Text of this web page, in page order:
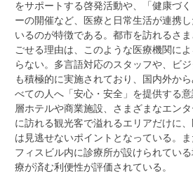
をサポートする啓発活動や、「健康づ
ーの開催など、医療と日常生活が連携
いるのが特徴である。都市を訪れるさ
ごせる理由は、このような医療機関に
らない。多言語対応のスタッフや、ビ
も積極的に実施されており、国内外か
べての人へ「安心・安全」を提供する
層ホテルや商業施設、さまざまなエン
に訪れる観光客で溢れるエリアだけに
は見逃せないポイントとなっている。
フィスビル内に診療所が設けられてい
療が済む利便性が評価されている。